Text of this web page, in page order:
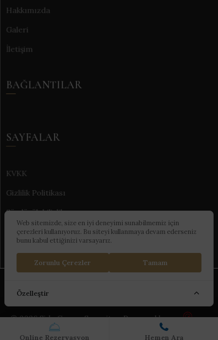
Online Rezervasyon Hemen Ara
Web sitemizde, size en iyi deneyimi sunabilmemiz için
çerezleri kullanıyoruz. Bu siteyi kullanmaya devam ederseniz
bunu kabul ettiğinizi varsayarız.
Zorunlu Çerezler Tamam
Özelleştir
Hakkımızda
Galeri
İletişim
BAĞLANTILAR
SAYFALAR
KVKK
Gizlilik Politikası
Sürdürülebilirlik
© 2026 Side Crown Serenity - Powered by